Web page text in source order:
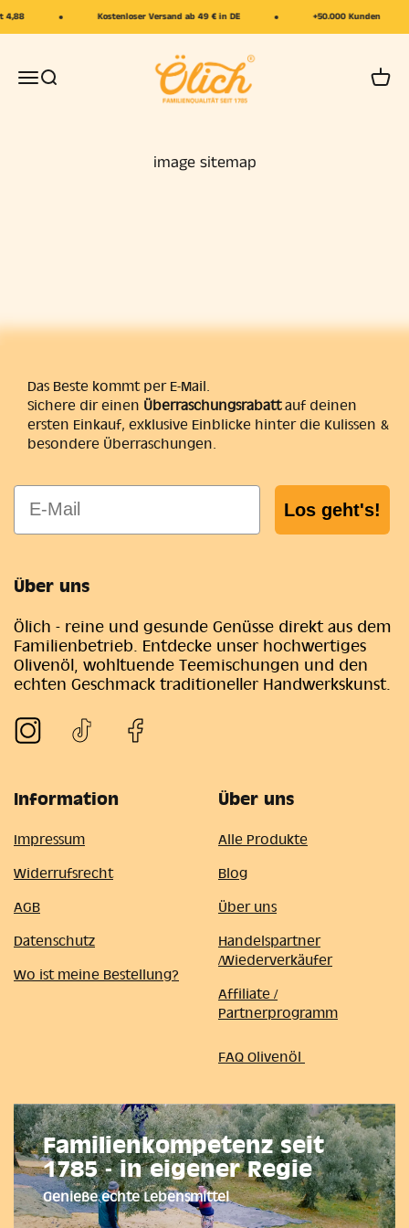
Skip to contentKostenloser Versand ab 49 € in DE +50.000 Kunden
Open navigation menu
Open search
Ölich
image sitemap
Das Beste kommt per E-Mail.
Sichere dir einen Überraschungsrabattauf deinen
ersten Einkauf, exklusive Einblicke hinter die Kulissen &
besondere Überraschungen.
E-Mail
Los geht's!
Über uns
Ölich - reine und gesunde Genüsse direkt aus dem
Familienbetrieb. Entdecke unser hochwertiges
Olivenöl, wohltuende Teemischungen und den
echten Geschmack traditioneller Handwerkskunst.
Information
Impressum
Widerrufsrecht
AGB
Datenschutz
Wo ist meine Bestellung?
Über uns
Alle Produkte
Blog
Über uns
Handelspartner
/Wiederverkäufer
Affiliate /
Partnerprogramm
FAQ Olivenöl
Familienkompetenz seit
1785 - in eigener Regie
Genieße echte Lebensmittel